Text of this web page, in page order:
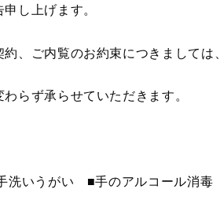
し上げます。
、ご内覧のお約束につきましては、
らず承らせていただきます。
洗いうがい ■手のアルコール消毒